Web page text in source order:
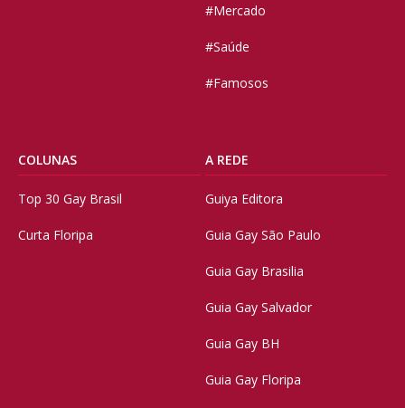
#Mercado
#Saúde
#Famosos
COLUNAS
Top 30 Gay Brasil
Curta Floripa
A REDE
Guiya Editora
Guia Gay São Paulo
Guia Gay Brasilia
Guia Gay Salvador
Guia Gay BH
Guia Gay Floripa